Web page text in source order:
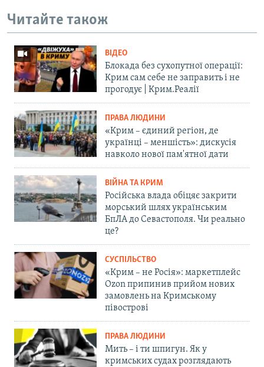
Читайте також
ВІДЕО
Блокада без сухопутної операції:
Крим сам себе не заправить і не
прогодує | Крим.Реалії
ПРАВА ЛЮДИНИ
«Крим – єдиний регіон, де
українці – меншість»: дискусія
навколо нової пам'ятної дати
ВІЙНА ТА КРИМ
Російська влада обіцяє закрити
морський шлях українським
БпЛА до Севастополя. Чи реально
це?
СУСПІЛЬСТВО
«Крим – не Росія»: маркетплейс
Ozon припинив прийом нових
замовлень на Кримському
півострові
ПРАВА ЛЮДИНИ
Мить – і ти шпигун. Як у
кримських судах розглядають